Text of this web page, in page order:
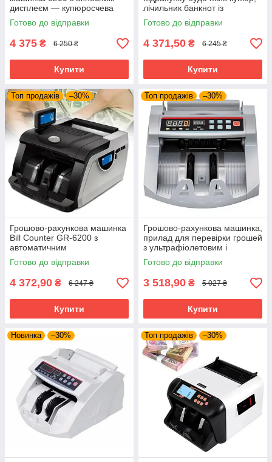
дисплеєм — купюросчева
машинка з апаратом для
перевірки грошей
Готово до відправки
4 375 ₴ 6 250 ₴
Купити
лічильник банкнот із
детектором, автоматичний
або ручний старт
Готово до відправки
4 371,50 ₴ 6 245 ₴
Купити
Топ продажів –30%
Грошово-рахункова машинка
Bill Counter GR-6200 з
автоматичним
ультрафіолетовим
детектором валют, 4
Готово до відправки
4 372,90 ₴ 6 247 ₴
Купити
Топ продажів –30%
Грошово-рахункова машинка,
прилад для перевірки грошей
з ультрафіолетовим і
магнітним детектором UKC
2089 White
Готово до відправки
3 518,90 ₴ 5 027 ₴
Купити
Новинка –30% Топ продажів –30%